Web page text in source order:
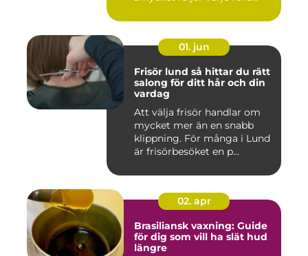
01. jun
Frisör lund så hittar du rätt
salong för ditt hår och din
vardag
Att välja frisör handlar om
mycket mer än en snabb
klippning. För många i Lund
är frisörbesöket en p...
02. apr
Brasiliansk vaxning: Guide
för dig som vill ha slät hud
längre